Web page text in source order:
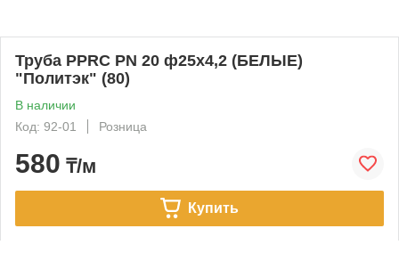
Труба PPRC PN 20 ф25х4,2 (БЕЛЫЕ)
"Политэк" (80)
В наличии
Код: 92-01
Розница
580 ₸/м
Купить